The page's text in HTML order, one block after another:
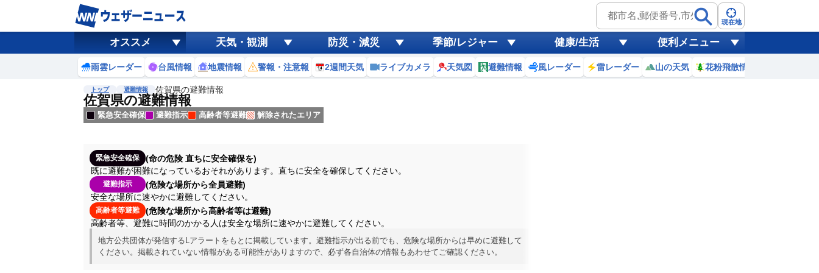
現在地
オススメ 天気・観測 防災・減災 季節/レジャー 健康/生活 便利メニュー
雨雲レーダー 台風情報 地震情報 警報・注意報 2週間天気 ライブカメラ 天気図 避難情報 風レーダー 雷レーダー 山の天気 花粉飛散情報
トップ 避難情報 佐賀県の避難情報
佐賀県の避難情報
緊急安全確保 避難指示 高齢者等避難 解除されたエリア
緊急安全確保 (命の危険 直ちに安全確保を)
既に避難が困難になっているおそれがあります。直ちに安全を確保してください。
避難指示 (危険な場所から全員避難)
安全な場所に速やかに避難してください。
高齢者等避難 (危険な場所から高齢者等は避難)
高齢者等、避難に時間のかかる人は安全な場所に速やかに避難してください。
地方公共団体が発信するLアラートをもとに掲載しています。避難指示が出る前でも、危険な場所からは早めに避難して
ください。掲載されていない情報がある可能性がありますので、必ず各自治体の情報もあわせてご確認ください。